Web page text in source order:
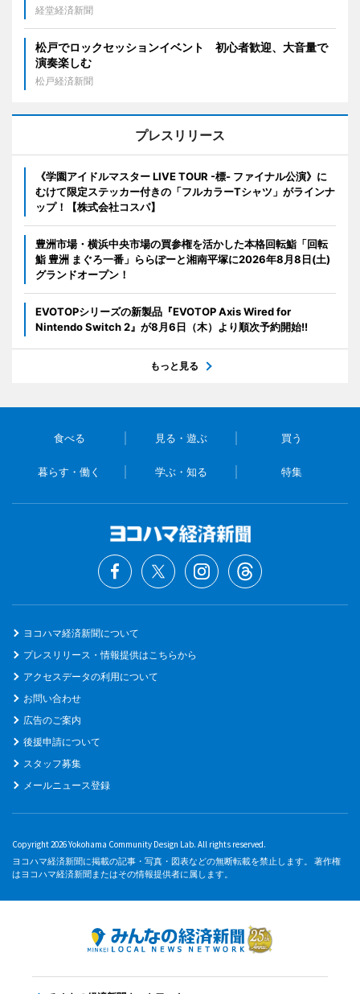
経堂経済新聞
松戸でロックセッションイベント 初心者歓迎、大音量で
演奏楽しむ
松戸経済新聞
プレスリリース
《学園アイドルマスター LIVE TOUR -標- ファイナル公演》に
むけて限定ステッカー付きの「フルカラーTシャツ」がラインナ
ップ！【株式会社コスパ】
豊洲市場・横浜中央市場の買参権を活かした本格回転鮨「回転
鮨 豊洲 まぐろ一番」ららぽーと湘南平塚に2026年8月8日(土)
グランドオープン！
EVOTOPシリーズの新製品『EVOTOP Axis Wired for
Nintendo Switch 2』が8月6日（木）より順次予約開始!!
もっと見る
食べる 見る・遊ぶ 買う
暮らす・働く 学ぶ・知る 特集
ヨコハマ経済新聞について
プレスリリース・情報提供はこちらから
アクセスデータの利用について
お問い合わせ
広告のご案内
後援申請について
スタッフ募集
メールニュース登録
Copyright 2026 Yokohama Community Design Lab. All rights reserved.
ヨコハマ経済新聞に掲載の記事・写真・図表などの無断転載を禁止します。 著作権
はヨコハマ経済新聞またはその情報提供者に属します。